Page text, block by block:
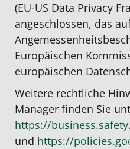
(EU-US Data Privacy
angeschlossen, das
Europäischen
europäischen
Weitere rechtliche
Manager finden Sie
https://
und https://